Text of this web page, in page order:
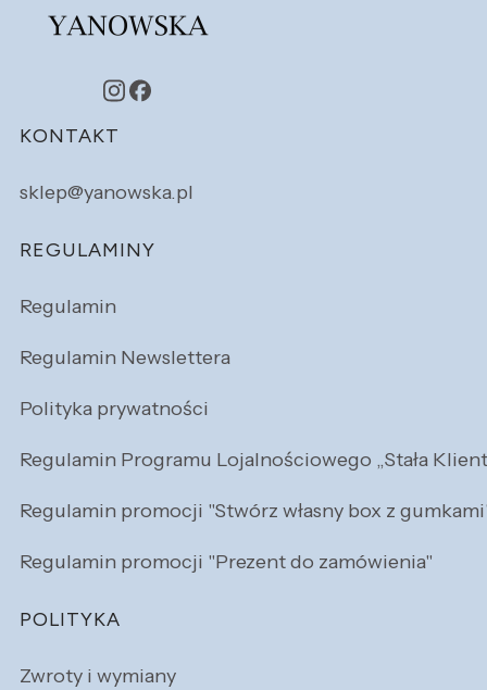
Linki w stopce
KONTAKT
sklep@yanowska.pl
REGULAMINY
Regulamin
Regulamin Newslettera
Polityka prywatności
Regulamin Programu Lojalnościowego „Stała
Regulamin promocji "Stwórz własny box z
Regulamin promocji "Prezent do zamówienia"
POLITYKA
Zwroty i wymiany